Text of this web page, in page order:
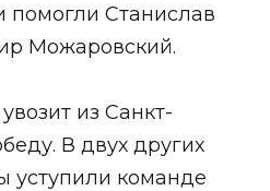
Станислав
Можаровский.
из Санкт-
В двух других
уступили команде